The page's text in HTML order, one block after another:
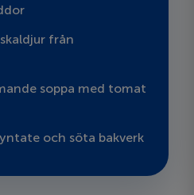
från
soppa med tomat
och söta bakverk